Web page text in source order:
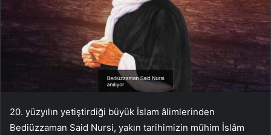
20. yüzyılın yetiştirdiği büyük İslam âlimlerinden
Bediüzzaman Said Nursi, yakın tarihimizin mühim İslâm